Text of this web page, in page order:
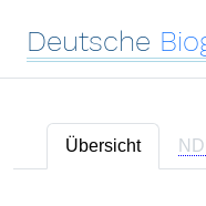
Deutsche
Übersicht